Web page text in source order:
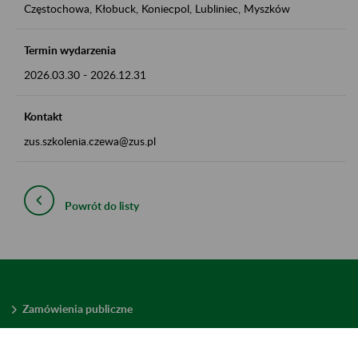
Częstochowa, Kłobuck, Koniecpol, Lubliniec, Myszków
Termin wydarzenia
2026.03.30 - 2026.12.31
Kontakt
zus.szkolenia.czewa@zus.pl
Powrót do listy
Zamówienia publiczne